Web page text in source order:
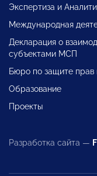
Экспертиза и
Международная
Декларация о
субъектами МСП
Бюро по защите
Образование
Проекты
Разработка сайта —